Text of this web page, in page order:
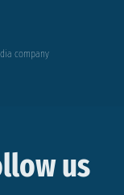
company
us